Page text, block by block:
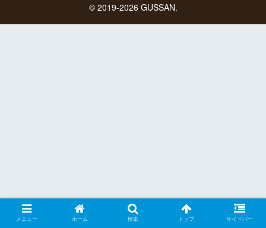
© 2019-2026 GUSSAN.
メニュー ホーム 検索 トップ サイドバー